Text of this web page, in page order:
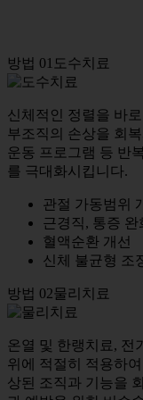
방법 01 도수치료
신체적인 정렬을 바
부조직의 손상을 회
운동 프로그램 등 반
를 극대화시킵니다.
관절 가동범위
근경직, 통증 완
혈액순환 개선
신체 불균형 조
방법 02물리치료
온열 및 한랭치료, 전
위에 적절히 적용하
상된 조직과 기능을